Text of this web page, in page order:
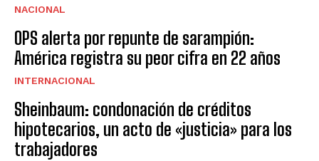
NACIONAL
OPS alerta por repunte de sarampión:
América registra su peor cifra en 22 años
INTERNACIONAL
Sheinbaum: condonación de créditos
hipotecarios, un acto de «justicia» para los
trabajadores